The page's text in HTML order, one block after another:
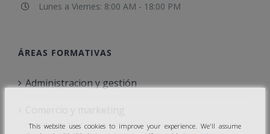
Lunes a Viernes: 8:00 AM - 18:00 PM
ÁREAS FORMATIVAS
Administracion y gestión
This website uses cookies to improve your experience. We'll assume